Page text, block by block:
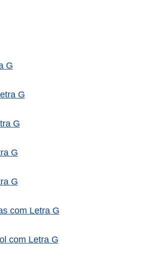
G
G
G
G
G
com Letra G
com Letra G